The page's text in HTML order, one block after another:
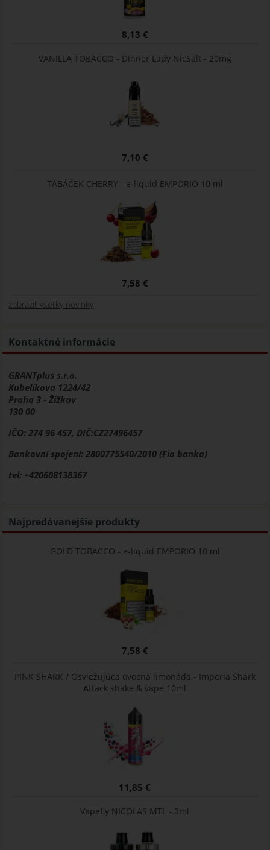
8,13 €
VANILLA TOBACCO - Dinner Lady NicSalt - 20mg
7,10 €
TABÁČEK CHERRY - e-liquid EMPORIO 10 ml
7,58 €
zobraziť vsetky novinky
Kontaktné informácie
GRANTplus s.r.o.
Kubelíkova 1224/42
Praha 3 - Žižkov
130 00
IČO: 274 96 457, DIČ:CZ27496457
Bankovní spojení: 2800775540/2010 (Fio banka)
tel: +420608138367
Najpredávanejšie produkty
GOLD TOBACCO - e-liquid EMPORIO 10 ml
7,58 €
PINK SHARK / Osviežujúca ovocná limonáda - Imperia Shark
Attack shake & vape 10ml
11,85 €
Vapefly NICOLAS MTL - 3ml